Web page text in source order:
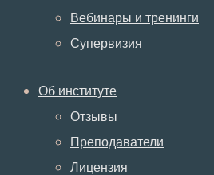
Вебинары и тренинги
Супервизия
Об институте
Отзывы
Преподаватели
Лицензия